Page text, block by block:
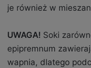
je również w
UWAGA! Soki
epipremnum
wapnia, dlatego